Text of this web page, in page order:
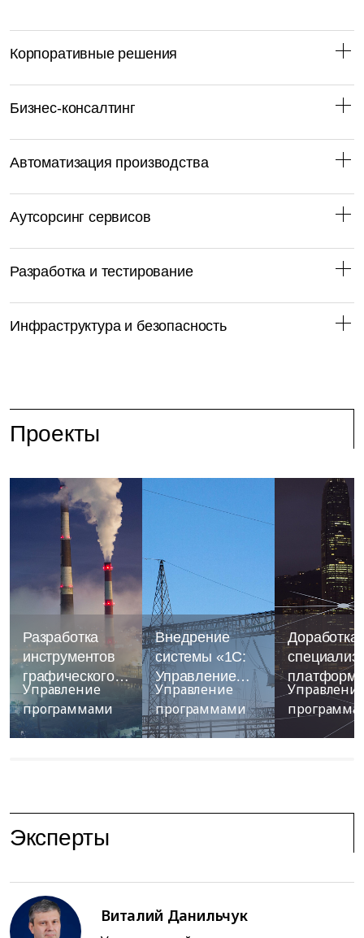
Корпоративные решения
Бизнес-консалтинг
Автоматизация производства
Аутсорсинг сервисов
Разработка и тестирование
Инфраструктура и безопасность
Проекты
Разработка
инструментов
графического
отображения и
визуализации
для системы
Управление
программами
Внедрение
системы «1С:
Управление
холдингом 8» и
миграция
данных
Управление
программами
Доработка
Эксперты
Виталий Данильчук